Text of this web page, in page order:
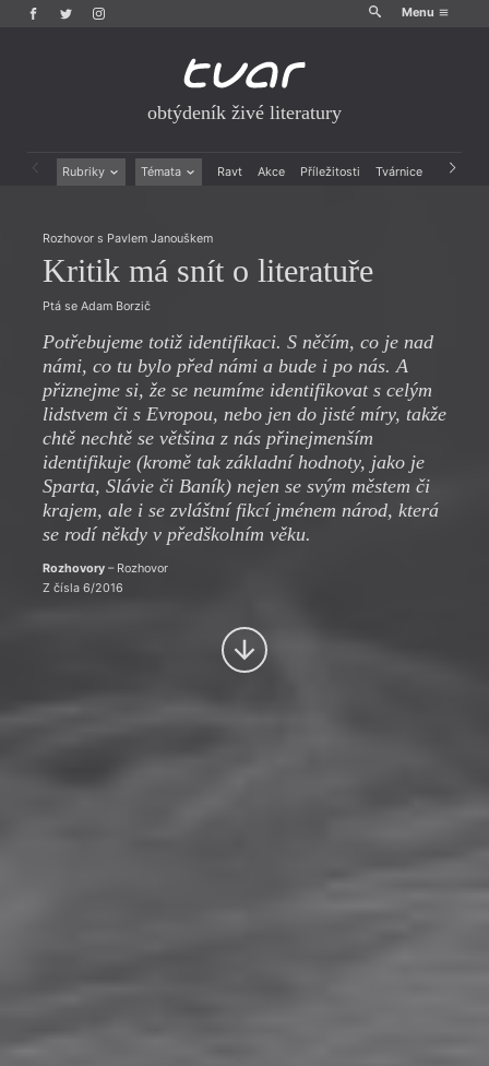
Menu
obtýdeník živé literatury
Rubriky Témata Ravt Akce Příležitosti Tvárnice Archiv
Recenze a reflexe
Divadlo
Výroční ceny
Rozhovor s Pavlem Janouškem
Kritik má snít o literatuře
Ptá se Adam Borzič
Potřebujeme totiž identifikaci. S něčím, co je nad
námi, co tu bylo před námi a bude i po nás. A
přiznejme si, že se neumíme identifikovat s celým
lidstvem či s Evropou, nebo jen do jisté míry, takže
chtě nechtě se většina z nás přinejmenším
identifikuje (kromě tak základní hodnoty, jako je
Sparta, Slávie či Baník) nejen se svým městem či
krajem, ale i se zvláštní fikcí jménem národ, která
se rodí někdy v předškolním věku.
Rozhovory– Rozhovor
Z čísla 6/2016